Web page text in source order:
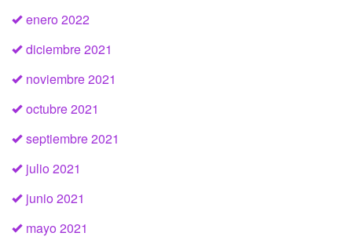
enero 2022
diciembre 2021
noviembre 2021
octubre 2021
septiembre 2021
julio 2021
junio 2021
mayo 2021